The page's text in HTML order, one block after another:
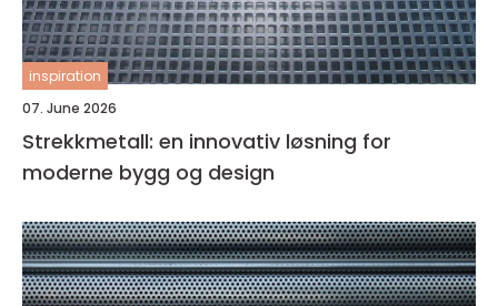
inspiration
07. June 2026
Strekkmetall: en innovativ løsning for
moderne bygg og design